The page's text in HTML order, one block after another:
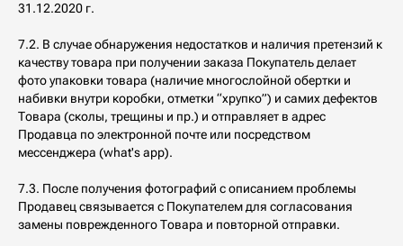
31.12.2020 г.
7.2. В случае обнаружения недостатков и наличия претензий к
качеству товара при получении заказа Покупатель делает
фото упаковки товара (наличие многослойной обертки и
набивки внутри коробки, отметки “хрупко”) и самих дефектов
Товара (сколы, трещины и пр.) и отправляет в адрес
Продавца по электронной почте или посредством
мессенджера (what's app).
7.3. После получения фотографий с описанием проблемы
Продавец связывается с Покупателем для согласования
замены поврежденного Товара и повторной отправки.